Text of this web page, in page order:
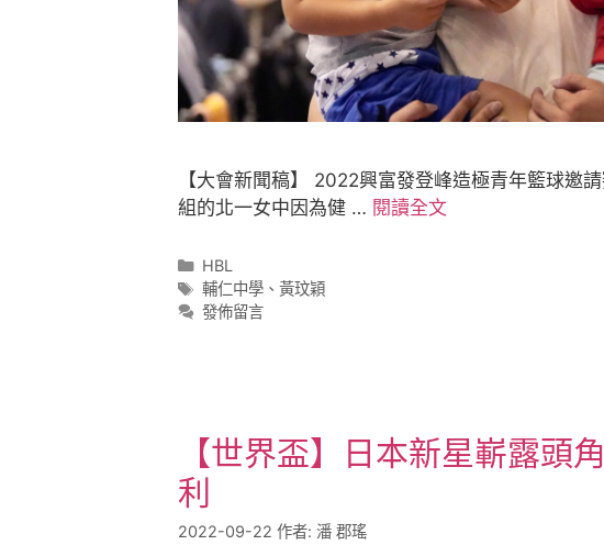
【大會新聞稿】 2022興富發登峰造極青年籃球邀
組的北一女中因為健 … 閱讀全文
HBL
輔仁中學、 黃玟穎
發佈留言
【世界盃】日本新星嶄露頭
利
2022-09-22 作者: 潘 郡瑤